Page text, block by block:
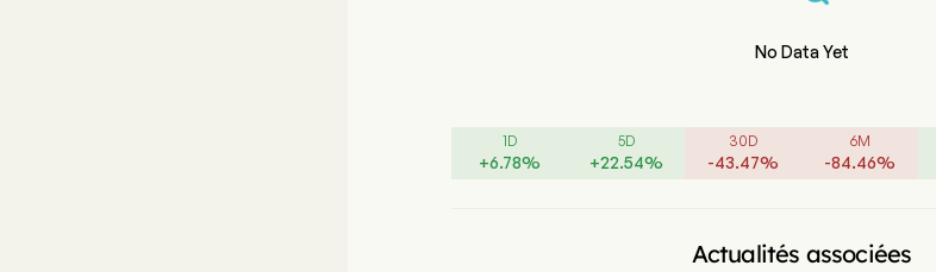
No Data Yet
1D
+6.78%
5D
+22.54%
30D
-43.47%
6M
-84.46%
Actualités associées